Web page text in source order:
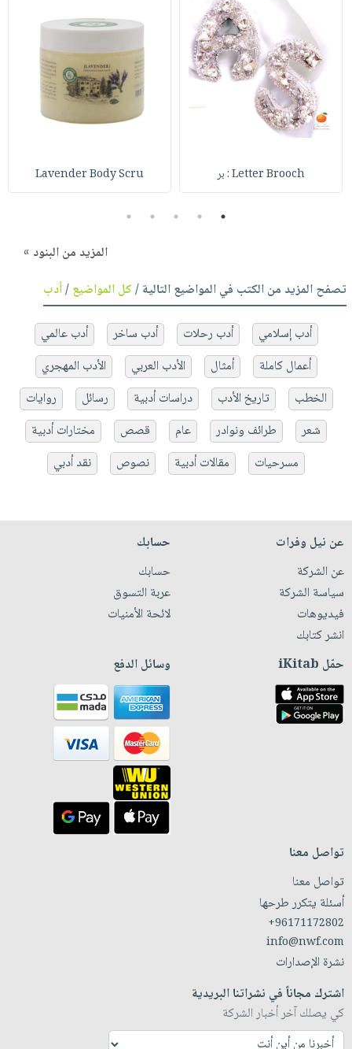
Letter Brooch : بر Lavender Body Scru
1
2
3
4
5
المزيد من البنود »
تصفح المزيد من الكتب في المواضيع التالية /كل المواضيع/أدب
أدب إسلامي أدب رحلات أدب ساخر
أدب عالمي
أعمال كاملة
أمثال الأدب العربي
الأدب المهجري
الخطب
تاريخ الأدب دراسات أدبية رسائل
روايات
شعر
طرائف ونوادر عام قصص
مختارات أدبية
مسرحيات
مقالات أدبية نصوص نقد أدبي
عن نيل وفرات
عن الشركة
سياسة الشركة
فيديوهات
انشر كتابك
حسابك
حسابك
عربة التسوق
لائحة الأمنيات
حمّل iKitab وسائل الدفع
تواصل معنا
تواصل معنا
أسئلة يتكرر طرحها
+96171172802
info@nwf.com
نشرة الإصدارات
اشترك مجاناً في نشراتنا البريدية
كي يصلك آخر أخبار الشركة